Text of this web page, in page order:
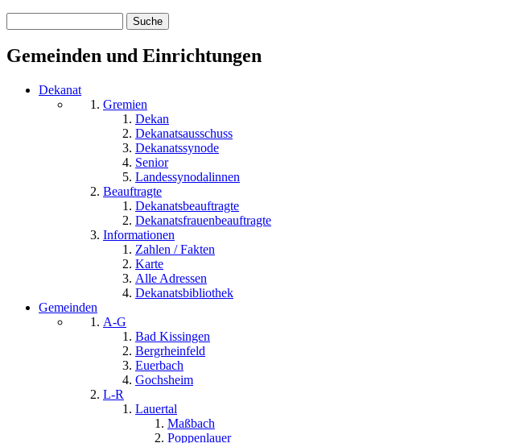
Gemeinden und Einrichtungen
Dekanat
Gremien
Dekan
Dekanatsausschuss
Dekanatssynode
Senior
Landessynodalinnen
Beauftragte
Dekanatsbeauftragte
Dekanatsfrauenbeauftragte
Informationen
Zahlen / Fakten
Karte
Alle Adressen
Dekanatsbibliothek
Gemeinden
A-G
Bad Kissingen
Bergrheinfeld
Euerbach
Gochsheim
L-R
Lauertal
Maßbach
Poppenlauer